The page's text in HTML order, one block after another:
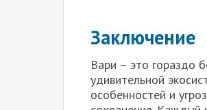
Заключение
Вари – это гораздо
удивительной
особенностей и